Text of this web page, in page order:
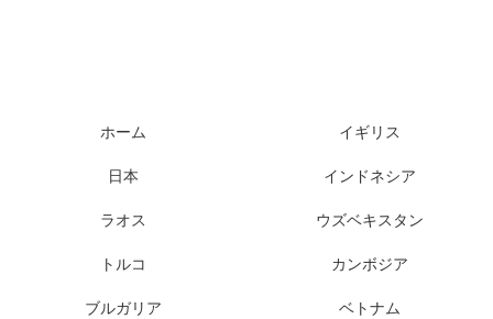
ホーム イギリス
日本 インドネシア
ラオス ウズベキスタン
トルコ カンボジア
ブルガリア ベトナム